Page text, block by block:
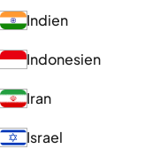
Indien
Indonesien
Iran
Israel